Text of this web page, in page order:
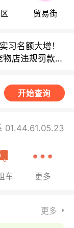
贸易街
！
店违规罚款出
开始查询
01.44.61.05.23
车 更多
更多